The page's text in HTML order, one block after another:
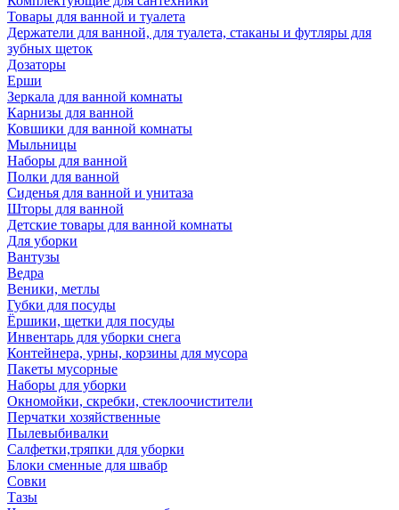
Товары для ванной и туалета
Держатели для ванной, для туалета, стаканы и футляры для
зубных щеток
Дозаторы
Ерши
Зеркала для ванной комнаты
Карнизы для ванной
Ковшики для ванной комнаты
Мыльницы
Наборы для ванной
Полки для ванной
Сиденья для ванной и унитаза
Шторы для ванной
Детские товары для ванной комнаты
Для уборки
Вантузы
Ведра
Веники, метлы
Губки для посуды
Ёршики, щетки для посуды
Инвентарь для уборки снега
Контейнера, урны, корзины для мусора
Пакеты мусорные
Наборы для уборки
Окномойки, скребки, стеклоочистители
Перчатки хозяйственные
Пылевыбивалки
Салфетки,тряпки для уборки
Блоки сменные для швабр
Совки
Тазы